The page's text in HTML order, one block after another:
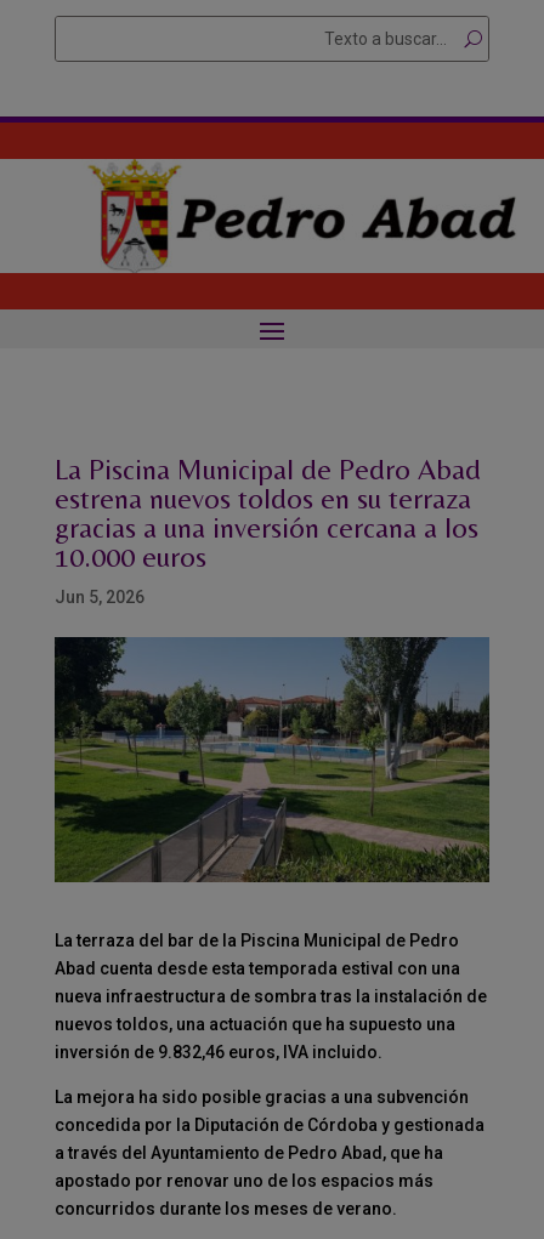
La Piscina Municipal de Pedro Abad
estrena nuevos toldos en su terraza
gracias a una inversión cercana a los
10.000 euros
Jun 5, 2026
La terraza del bar de la Piscina Municipal de Pedro
Abad cuenta desde esta temporada estival con una
nueva infraestructura de sombra tras la instalación de
nuevos toldos, una actuación que ha supuesto una
inversión de 9.832,46 euros, IVA incluido.
La mejora ha sido posible gracias a una subvención
concedida por la Diputación de Córdoba y gestionada
a través del Ayuntamiento de Pedro Abad, que ha
apostado por renovar uno de los espacios más
concurridos durante los meses de verano.